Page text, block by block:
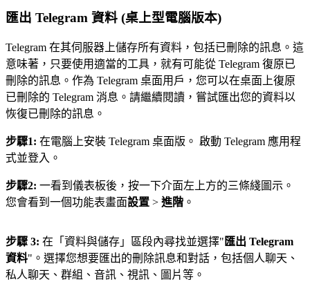
匯出 Telegram 資料 (桌上型電腦版本)
Telegram 在其伺服器上儲存所有資料，包括已刪除的訊息。這
意味著，只要使用適當的工具，就有可能從 Telegram 復原已
刪除的訊息。作為 Telegram 桌面用戶，您可以在桌面上復原
已刪除的 Telegram 消息。請繼續閱讀，嘗試匯出您的資料以
恢復已刪除的訊息。
步驟1: 在電腦上安裝 Telegram 桌面版。 啟動 Telegram 應用程
式並登入。
步驟2: 一看到儀表板後，按一下介面左上方的三條綫圖示。
您會看到一個功能表畫面設置 > 進階 。
步驟 3: 在「資料與儲存」區段內尋找並選擇" 匯出 Telegram
資料"。選擇您想要匯出的刪除訊息和對話，包括個人聊天、
私人聊天、群組、音訊、視訊、圖片等。